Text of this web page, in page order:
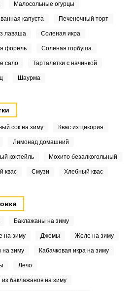
Малосольные огурцы
капуста Печеночный торт
лаваша Соленая икра
форель Соленая горбуша
сало Тарталетки с начинкой
Шаурма
сок на зиму Квас из цикория
Лимонад домашний
коктейль Мохито безалкогольный
квас Смузи Хлебный квас
Баклажаны на зиму
на зиму Джемы Желе на зиму
на зиму Кабачковая икра на зиму
Лечо
баклажанов на зиму